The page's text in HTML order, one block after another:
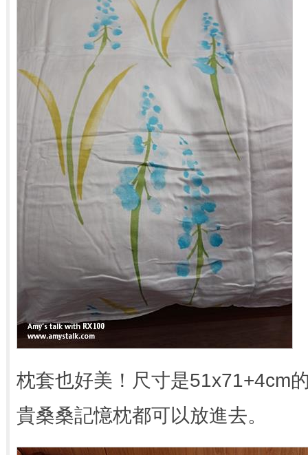
枕套也好美！尺寸是51x71+4cm
貴桑桑記憶枕都可以放進去。